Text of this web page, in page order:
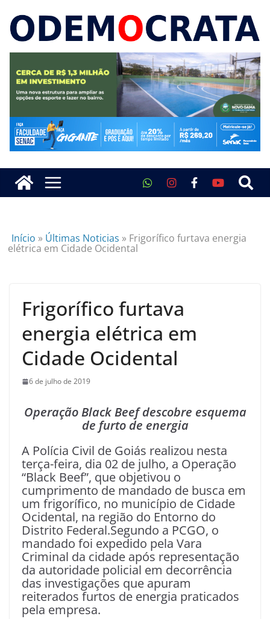
Início » Últimas Noticias » Frigorífico furtava energia
elétrica em Cidade Ocidental
Frigorífico furtava
energia elétrica em
Cidade Ocidental
6 de julho de 2019
Operação Black Beef descobre esquema
de furto de energia
A Polícia Civil de Goiás realizou nesta
terça-feira, dia 02 de julho, a Operação
“Black Beef”, que objetivou o
cumprimento de mandado de busca em
um frigorífico, no município de Cidade
Ocidental, na região do Entorno do
Distrito Federal.Segundo a PCGO, o
mandado foi expedido pela Vara
Criminal da cidade após representação
da autoridade policial em decorrência
das investigações que apuram
reiterados furtos de energia praticados
pela empresa.